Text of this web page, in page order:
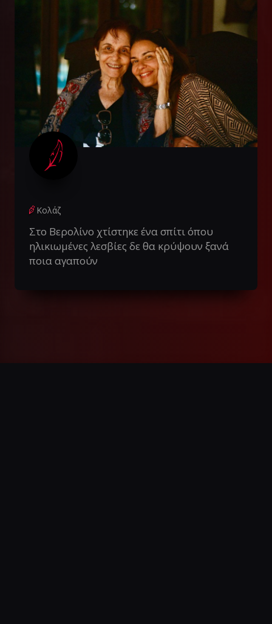
Κολάζ
Στο Βερολίνο χτίστηκε ένα σπίτι όπου
ηλικιωμένες λεσβίες δε θα κρύψουν ξανά
ποια αγαπούν